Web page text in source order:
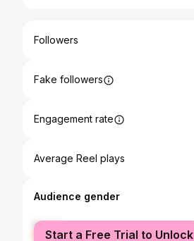
Followers
Fake followers
Engagement rate
Average Reel plays
Audience gender
female
Start a Free Trial to Unlock